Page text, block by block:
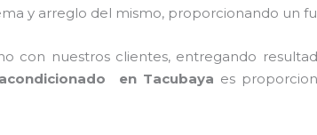
y arreglo del mismo, proporcionando un
con nuestros clientes, entregando
en Tacubaya es